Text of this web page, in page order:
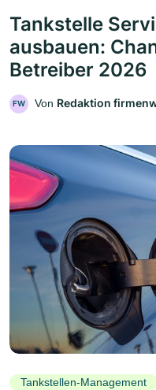
Tankstelle
ausbauen:
Betreiber 2026
FW Von Redaktion
Tankstellen-Management